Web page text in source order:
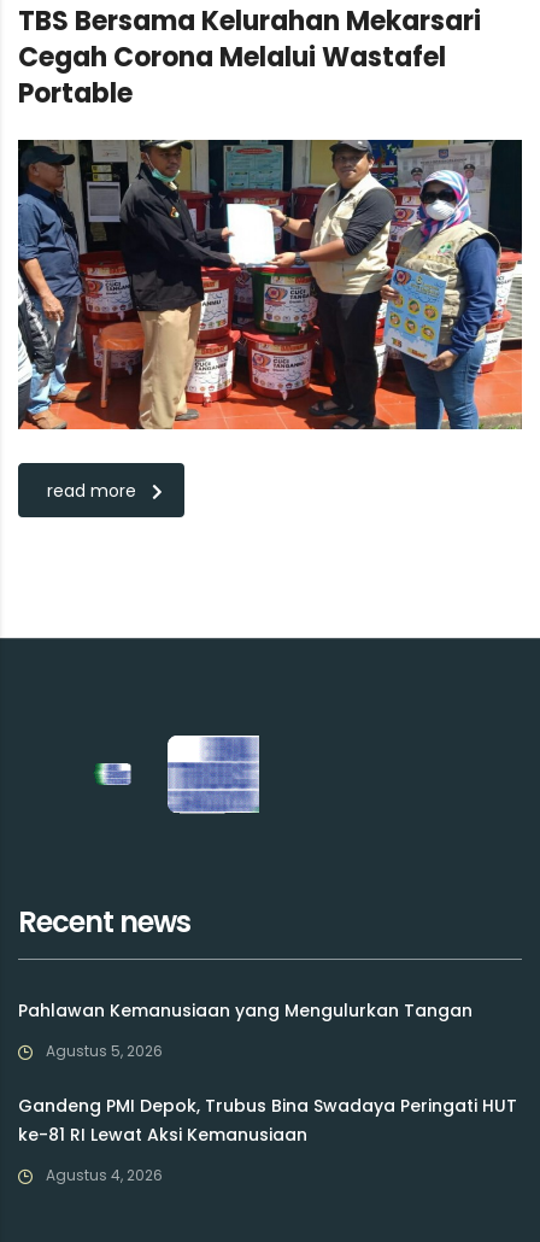
TBS Bersama Kelurahan Mekarsari
Cegah Corona Melalui Wastafel
Portable
read more
Recent news
Pahlawan Kemanusiaan yang Mengulurkan Tangan
Agustus 5, 2026
Gandeng PMI Depok, Trubus Bina Swadaya Peringati HUT
ke-81 RI Lewat Aksi Kemanusiaan
Agustus 4, 2026